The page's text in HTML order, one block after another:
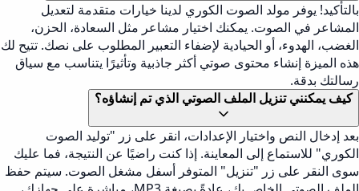
بالتأكيد! يوفر مولد الصوت الكوري لدينا خيارات متقدمة لتعديل
المشاعر في الصوت. يمكنك اختيار مشاعر مثل السعادة، الحزن،
الغضب، الهدوء، أو الحيادية لإضفاء التعبير المطلوب على نصك. تتيح لك
هذه الميزة إنشاء محتوى صوتي أكثر جاذبية وتأثيرًا يتناسب مع سياق
رسالتك بدقة.
كيف يمكنني تنزيل الملف الصوتي الذي تم إنشاؤه؟
بعد إدخال النص واختيار الإعدادات، انقر على زر "توليد الصوت
الكوري" للاستماع إلى المعاينة. إذا كنت راضيًا عن النتيجة، فما عليك
سوى النقر على زر "تنزيل" المتوفر أسفل مشغل الصوت. سيتم حفظ